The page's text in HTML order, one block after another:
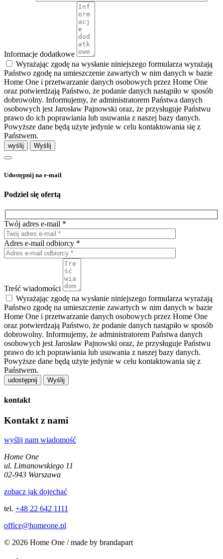
Informacje dodatkowe
Wyrażając zgodę na wysłanie niniejszego formularza wyrażają
Państwo zgodę na umieszczenie zawartych w nim danych w bazie
Home One i przetwarzanie danych osobowych przez Home One
oraz potwierdzają Państwo, że podanie danych nastąpiło w sposób
dobrowolny. Informujemy, że administratorem Państwa danych
osobowych jest Jarosław Pajnowski oraz, że przysługuje Państwu
prawo do ich poprawiania lub usuwania z naszej bazy danych.
Powyższe dane będą użyte jedynie w celu kontaktowania się z
Państwem.
wyślij
Udostępnij na e-mail
Podziel się ofertą
Twój adres e-mail *
Adres e-mail odbiorcy *
Treść wiadomości
Wyrażając zgodę na wysłanie niniejszego formularza wyrażają
Państwo zgodę na umieszczenie zawartych w nim danych w bazie
Home One i przetwarzanie danych osobowych przez Home One
oraz potwierdzają Państwo, że podanie danych nastąpiło w sposób
dobrowolny. Informujemy, że administratorem Państwa danych
osobowych jest Jarosław Pajnowski oraz, że przysługuje Państwu
prawo do ich poprawiania lub usuwania z naszej bazy danych.
Powyższe dane będą użyte jedynie w celu kontaktowania się z
Państwem.
udostępnij
kontakt
Kontakt z nami
wyślij nam wiadomość
Home One
ul. Limanowskiego 11
02-943 Warszawa
zobacz jak dojechać
tel. +48 22 642 1111
office@homeone.pl
© 2026 Home One / made by brandapart